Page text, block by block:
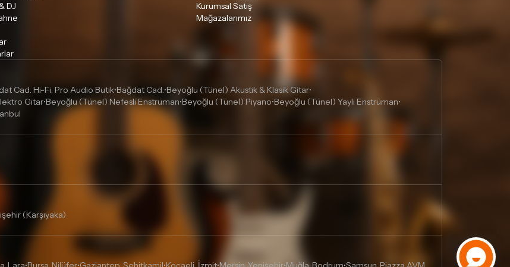
DJ
Kurumsal Satış
Mağazalarımız
Cad. Hi-Fi, Pro Audio Butik•Bağdat Cad.•Beyoğlu (Tünel) Akustik & Klasik Gitar•
Gitar•Beyoğlu (Tünel) Nefesli Enstrüman•Beyoğlu (Tünel) Piyano•Beyoğlu (Tünel) Yaylı Enstrüman•
(Karşıyaka)
• • • • • •